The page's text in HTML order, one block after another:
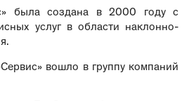
была создана в 2000 году с
услуг в области наклонно-
вошло в группу компаний